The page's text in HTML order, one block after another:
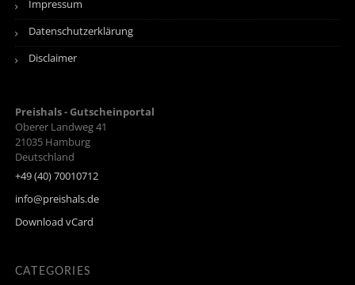
Impressum
Datenschutzerklärung
Disclaimer
Preishals - Gutscheinportal
Oberer Landweg 41
21035 Hamburg
Deutschland
+49 (40) 70010712
info@preishals.de
Download vCard
CATEGORIES